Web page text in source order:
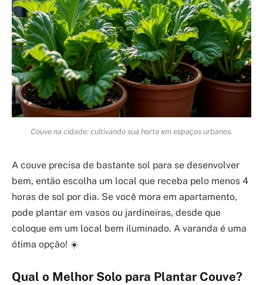
Couve na cidade: cultivando sua horta em espaços urbanos.
A couve precisa de bastante sol para se desenvolver
bem, então escolha um local que receba pelo menos 4
horas de sol por dia. Se você mora em apartamento,
pode plantar em vasos ou jardineiras, desde que
coloque em um local bem iluminado. A varanda é uma
ótima opção! ☀️
Qual o Melhor Solo para Plantar Couve?